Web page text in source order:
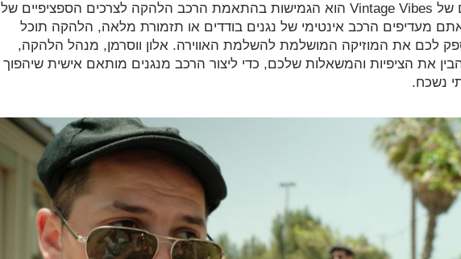
אחד היתרונות הבולטים של Vintage Vibes הוא הגמישות בהתאמת הרכב הלהקה לצרכים הספציפיים של
מעדיפים הרכב אינטימי של נגנים בודדים או תזמורת מלאה, הלהקה תוכל
לכם את המוזיקה המושלמת להשלמת האווירה. אלון ווסרמן, מנהל הלהקה,
את הציפיות והמשאלות שלכם, כדי ליצור הרכב מנגנים מותאם אישית שיהפוך
נשכח.